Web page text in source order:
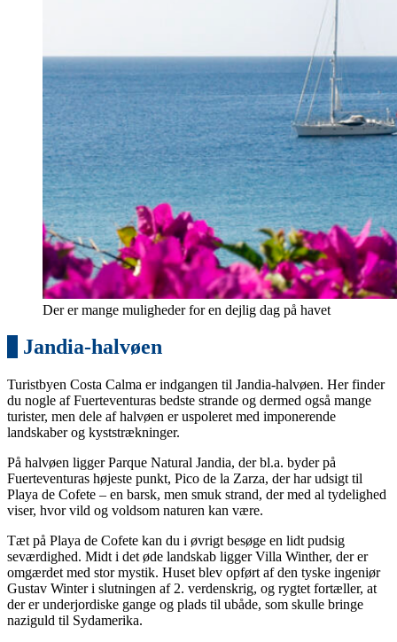
Der er mange muligheder for en dejlig dag på havet
Jandia-halvøen
Turistbyen Costa Calma er indgangen til Jandia-halvøen. Her finder
du nogle af Fuerteventuras bedste strande og dermed også mange
turister, men dele af halvøen er uspoleret med imponerende
landskaber og kyststrækninger.
På halvøen ligger Parque Natural Jandia, der bl.a. byder på
Fuerteventuras højeste punkt, Pico de la Zarza, der har udsigt til
Playa de Cofete – en barsk, men smuk strand, der med al tydelighed
viser, hvor vild og voldsom naturen kan være.
Tæt på Playa de Cofete kan du i øvrigt besøge en lidt pudsig
seværdighed. Midt i det øde landskab ligger Villa Winther, der er
omgærdet med stor mystik. Huset blev opført af den tyske ingeniør
Gustav Winter i slutningen af 2. verdenskrig, og rygtet fortæller, at
der er underjordiske gange og plads til ubåde, som skulle bringe
naziguld til Sydamerika.